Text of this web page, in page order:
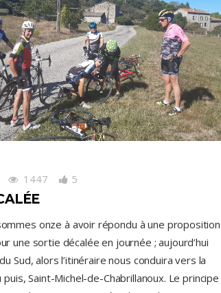
1447 5
onze à avoir répondu à une proposition
une sortie décalée en journée ; aujourd’hui
Sud, alors l’itinéraire nous conduira vers la
puis, Saint-Michel-de-Chabrillanoux. Le principe